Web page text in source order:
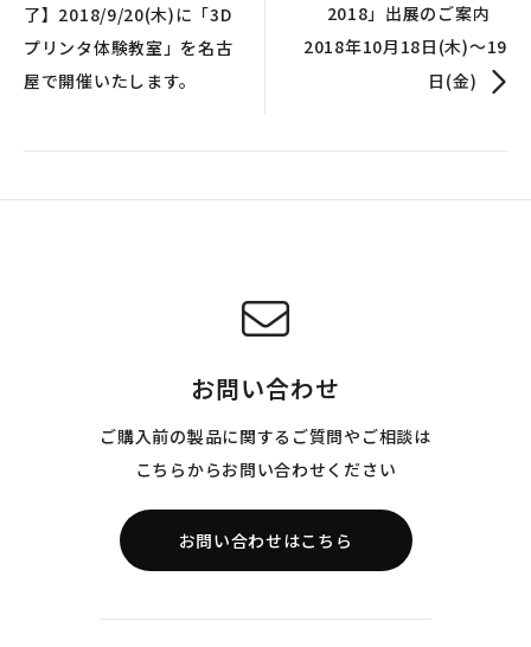
了】2018/9/20(木)に「3D
プリンタ体験教室」を名古
屋で開催いたします。
2018」出展のご案内
2018年10月18日(木)～19
日(金)
お問い合わせ
ご購入前の製品に関するご質問やご相談は
こちらからお問い合わせください
お問い合わせはこちら